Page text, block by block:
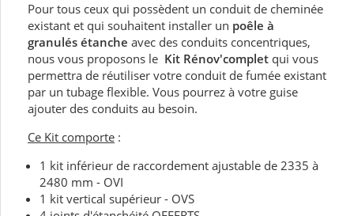
Pour tous ceux qui possèdent un conduit de cheminée
existant et qui souhaitent installer un poêle à
granulés étanche avec des conduits concentriques,
nous vous proposons le Kit Rénov'complet qui vous
permettra de réutiliser votre conduit de fumée existant
par un tubage flexible. Vous pourrez à votre guise
ajouter des conduits au besoin.
Ce Kit comporte :
1 kit inférieur de raccordement ajustable de 2335 à
2480 mm - OVI
1 kit vertical supérieur - OVS